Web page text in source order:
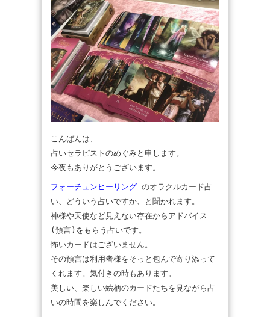
こんばんは、
占いセラピストのめぐみと申します。
今夜もありがとうございます。
フォーチュンヒーリング のオラクルカード占
い、どういう占いですか、と聞かれます。
神様や天使など見えない存在からアドバイス
(預言)をもらう占いです。
怖いカードはございません。
その預言は利用者様をそっと包んで寄り添って
くれます。気付きの時もあります。
美しい、楽しい絵柄のカードたちを見ながら占
いの時間を楽しんでください。